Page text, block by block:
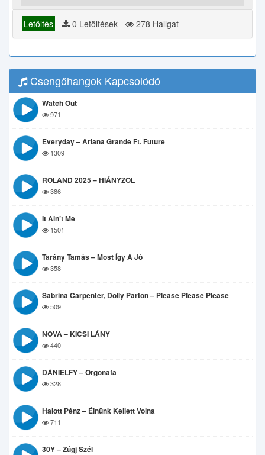
Letöltés 0 Letöltések - 278 Hallgat
Csengőhangok Kapcsolódó
Watch Out
971
Everyday – Ariana Grande Ft. Future
1309
ROLAND 2025 – HIÁNYZOL
386
It Ain’t Me
1501
Tarány Tamás – Most Így A Jó
358
Sabrina Carpenter, Dolly Parton – Please Please Please
509
NOVA – KICSI LÁNY
440
DÁNIELFY – Orgonafa
328
Halott Pénz – Élnünk Kellett Volna
711
30Y – Zúgj Szél